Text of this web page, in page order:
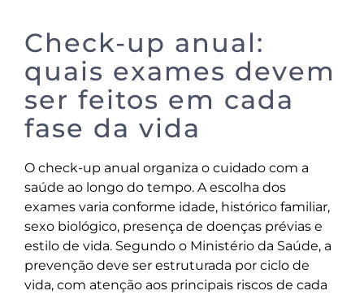
Check-up anual:
quais exames devem
ser feitos em cada
fase da vida
O check-up anual organiza o cuidado com a
saúde ao longo do tempo. A escolha dos
exames varia conforme idade, histórico familiar,
sexo biológico, presença de doenças prévias e
estilo de vida. Segundo o Ministério da Saúde, a
prevenção deve ser estruturada por ciclo de
vida, com atenção aos principais riscos de cada